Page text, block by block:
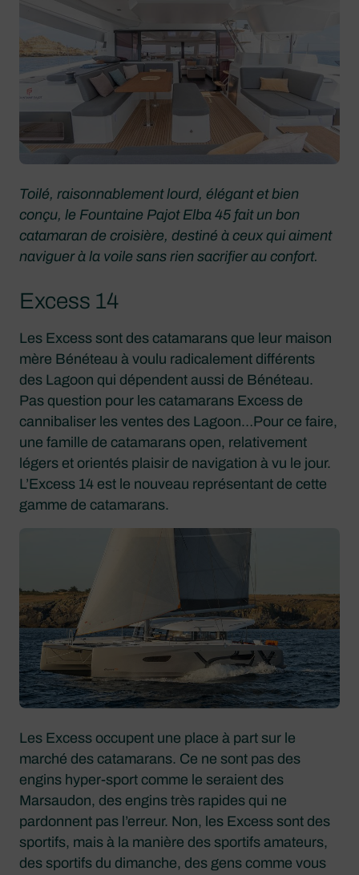
Toilé, raisonnablement lourd, élégant et bien
conçu, le Fountaine Pajot Elba 45 fait un bon
catamaran de croisière, destiné à ceux qui aiment
naviguer à la voile sans rien sacrifier au confort.
Excess 14
Les Excess sont des catamarans que leur maison
mère Bénéteau à voulu radicalement différents
des Lagoon qui dépendent aussi de Bénéteau.
Pas question pour les catamarans Excess de
cannibaliser les ventes des Lagoon…Pour ce faire,
une famille de catamarans open, relativement
légers et orientés plaisir de navigation à vu le jour.
L’Excess 14 est le nouveau représentant de cette
gamme de catamarans.
Les Excess occupent une place à part sur le
marché des catamarans. Ce ne sont pas des
engins hyper-sport comme le seraient des
Marsaudon, des engins très rapides qui ne
pardonnent pas l’erreur. Non, les Excess sont des
sportifs, mais à la manière des sportifs amateurs,
des sportifs du dimanche, des gens comme vous